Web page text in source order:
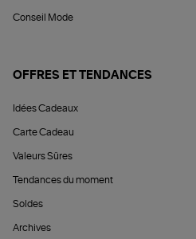
Conseil Mode
OFFRES ET TENDANCES
Idées Cadeaux
Carte Cadeau
Valeurs Sûres
Tendances du moment
Soldes
Archives